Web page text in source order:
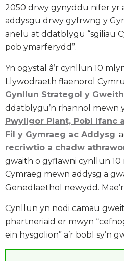
2050 drwy gynyddu nifer yr
addysgu drwy gyfrwng y
anelu at ddatblygu “sgiliau
pob ymarferydd”.
Yn ogystal â’r cynllun 10
Llywodraeth flaenorol
Gynllun Strategol y
ddatblygu’n rhannol mewn
Pwyllgor Plant, Pobl Ifanc
Fil y Gymraeg ac Addysg
recriwtio a chadw
gwaith o gyflawni cynllun
Cymraeg mewn addysg a
Genedlaethol newydd. Mae’r
Cynllun yn nodi camau
phartneriaid er mwyn
ein hysgolion” a’r bobl sy’n